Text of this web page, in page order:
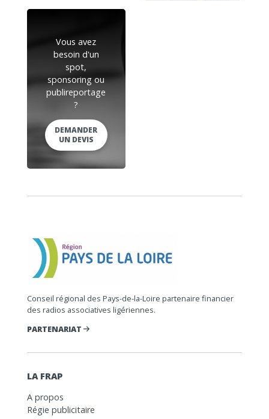
Vous avez
besoin d'un
spot,
sponsoring ou
publireportage
?
DEMANDER
UN DEVIS
Conseil régional des Pays-de-la-Loire partenaire financier
des radios associatives ligériennes.
PARTENARIAT
LA FRAP
A propos
Régie publicitaire